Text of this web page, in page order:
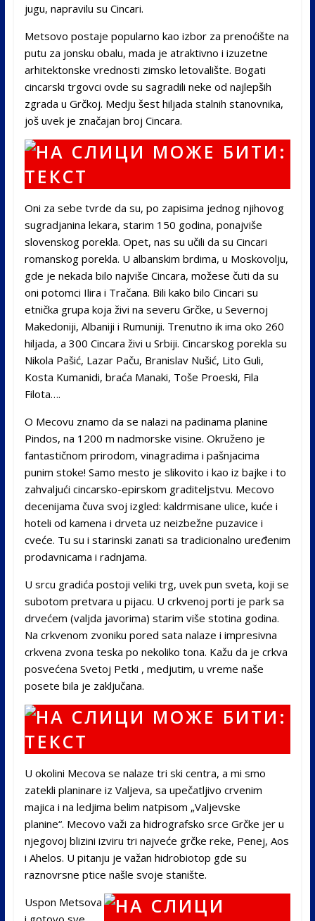
jugu, napravilu su Cincari.
Metsovo postaje popularno kao izbor za prenoćište na
putu za jonsku obalu, mada je atraktivno i izuzetne
arhitektonske vrednosti zimsko letovalište. Bogati
cincarski trgovci ovde su sagradili neke od najlepših
zgrada u Grčkoj. Medju šest hiljada stalnih stanovnika,
još uvek je značajan broj Cincara.
Oni za sebe tvrde da su, po zapisima jednog njihovog
sugradjanina lekara, starim 150 godina, ponajviše
slovenskog porekla. Opet, nas su učili da su Cincari
romanskog porekla. U albanskim brdima, u Moskovolju,
gde je nekada bilo najviše Cincara, možese čuti da su
oni potomci Ilira i Tračana. Bili kako bilo Cincari su
etnička grupa koja živi na severu Grčke, u Severnoj
Makedoniji, Albaniji i Rumuniji. Trenutno ik ima oko 260
hiljada, a 300 Cincara živi u Srbiji. Cincarskog porekla su
Nikola Pašić, Lazar Paču, Branislav Nušić, Lito Guli,
Kosta Kumanidi, braća Manaki, Toše Proeski, Fila
Filota….
O Mecovu znamo da se nalazi na padinama planine
Pindos, na 1200 m nadmorske visine. Okruženo je
fantastičnom prirodom, vinagradima i pašnjacima
punim stoke! Samo mesto je slikovito i kao iz bajke i to
zahvaljući cincarsko-epirskom graditeljstvu. Mecovo
decenijama čuva svoj izgled: kaldrmisane ulice, kuće i
hoteli od kamena i drveta uz neizbežne puzavice i
cveće. Tu su i starinski zanati sa tradicionalno uređenim
prodavnicama i radnjama.
U srcu gradića postoji veliki trg, uvek pun sveta, koji se
subotom pretvara u pijacu. U crkvenoj porti je park sa
drvećem (valjda javorima) starim više stotina godina.
Na crkvenom zvoniku pored sata nalaze i impresivna
crkvena zvona teska po nekoliko tona. Kažu da je crkva
posvećena Svetoj Petki , medjutim, u vreme naše
posete bila je zaključana.
U okolini Mecova se nalaze tri ski centra, a mi smo
zatekli planinare iz Valjeva, sa upečatljivo crvenim
majica i na ledjima belim natpisom „Valjevske
planine“. Mecovo važi za hidrografsko srce Grčke jer u
njegovoj blizini izviru tri najveće grčke reke, Penej, Aos
i Ahelos. U pitanju je važan hidrobiotop gde su
raznovrsne ptice našle svoje stanište.
Uspon Metsova